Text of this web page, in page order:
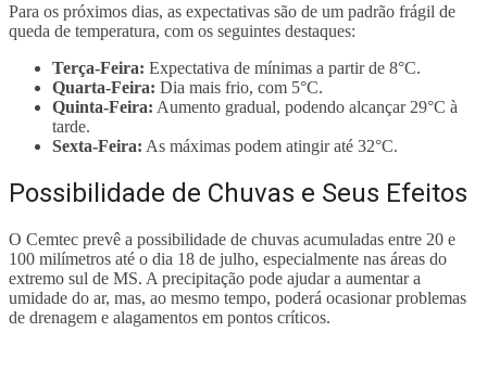
Para os próximos dias, as expectativas são de um padrão frágil de
queda de temperatura, com os seguintes destaques:
Terça-Feira: Expectativa de mínimas a partir de 8°C.
Quarta-Feira: Dia mais frio, com 5°C.
Quinta-Feira: Aumento gradual, podendo alcançar 29°C à
tarde.
Sexta-Feira: As máximas podem atingir até 32°C.
Possibilidade de Chuvas e Seus Efeitos
O Cemtec prevê a possibilidade de chuvas acumuladas entre 20 e
100 milímetros até o dia 18 de julho, especialmente nas áreas do
extremo sul de MS. A precipitação pode ajudar a aumentar a
umidade do ar, mas, ao mesmo tempo, poderá ocasionar problemas
de drenagem e alagamentos em pontos críticos.